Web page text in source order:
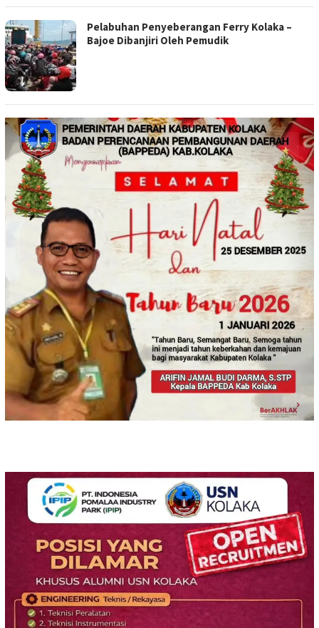
Pelabuhan Penyeberangan Ferry Kolaka –
Bajoe Dibanjiri Oleh Pemudik